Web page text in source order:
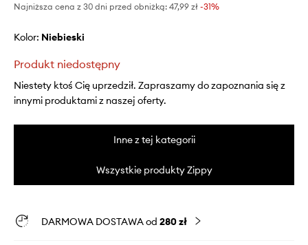
Najniższa cena z 30 dni przed obniżką: 47,99 zł -31%
Kolor: niebieski
Produkt niedostępny
Niestety ktoś Cię uprzedził. Zapraszamy do zapoznania się z
innymi produktami z naszej oferty.
Inne z tej kategorii
Wszystkie produkty Zippy
DARMOWA DOSTAWA od 280 zł